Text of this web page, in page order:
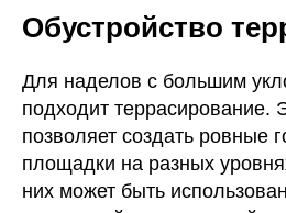
Обустройство
Для наделов с большим
подходит террасирование.
позволяет создать ровные
площадки на разных
них может быть